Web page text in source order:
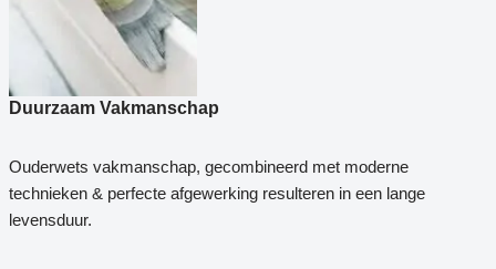
Duurzaam Vakmanschap
Ouderwets vakmanschap, gecombineerd met moderne
technieken & perfecte afgewerking resulteren in een lange
levensduur.